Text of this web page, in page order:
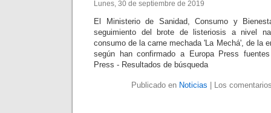
Lunes, 30 de septiembre de 2019
El Ministerio de Sanidad, Consumo y
seguimiento del brote de listeriosis a nivel
consumo de la carne mechada 'La Mechá', de la
según han confirmado a Europa Press
Press - Resultados de búsqueda
Publicado en Noticias Los